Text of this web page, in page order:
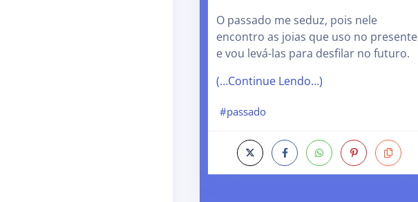
O passado me seduz, pois nele
encontro as joias que uso no presente
e vou levá-las para desfilar no futuro.
(…Continue Lendo…)
#passado